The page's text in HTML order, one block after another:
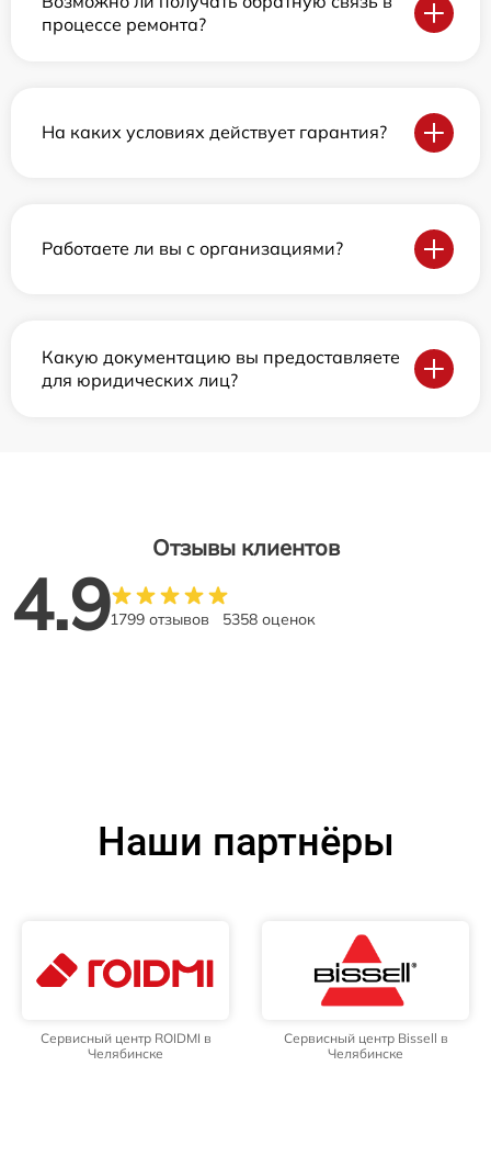
процессе ремонта?
На каких условиях действует гарантия?
Работаете ли вы с организациями?
Какую документацию вы предоставляете
для юридических лиц?
Отзывы клиентов
4.91799 отзывов 5358 оценок
Наши партнёры
Сервисный центр ROIDMI в
Челябинске
Сервисный центр Bissell в
Челябинске